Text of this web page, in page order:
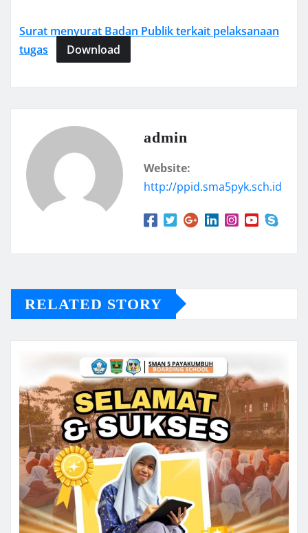
Surat menyurat Badan Publik terkait pelaksanaan
tugas
Download
admin
Website:
http://ppid.sma5pyk.sch.id
RELATED STORY